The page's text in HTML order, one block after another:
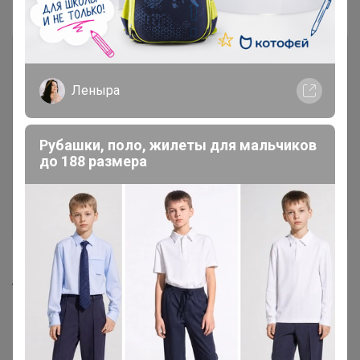
пункте выдачи
Исключением являются скоропортящиеся товары
такие как продукты питания, растения, а также
посадочный материал (саженцы деревьев,
кустарников, рассада, луковицы и т.п.), срок хранения
которых невозможно продлить в пункте выдачи.
Леныра
Рубашки, поло, жилеты для мальчиков
до 188 размера